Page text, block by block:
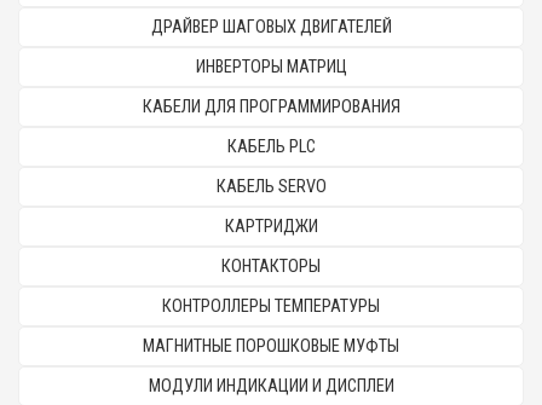
ДРАЙВЕР ШАГОВЫХ ДВИГАТЕЛЕЙ
ИНВЕРТОРЫ МАТРИЦ
КАБЕЛИ ДЛЯ ПРОГРАММИРОВАНИЯ
КАБЕЛЬ PLC
КАБЕЛЬ SERVO
КАРТРИДЖИ
КОНТАКТОРЫ
КОНТРОЛЛЕРЫ ТЕМПЕРАТУРЫ
МАГНИТНЫЕ ПОРОШКОВЫЕ МУФТЫ
МОДУЛИ ИНДИКАЦИИ И ДИСПЛЕИ